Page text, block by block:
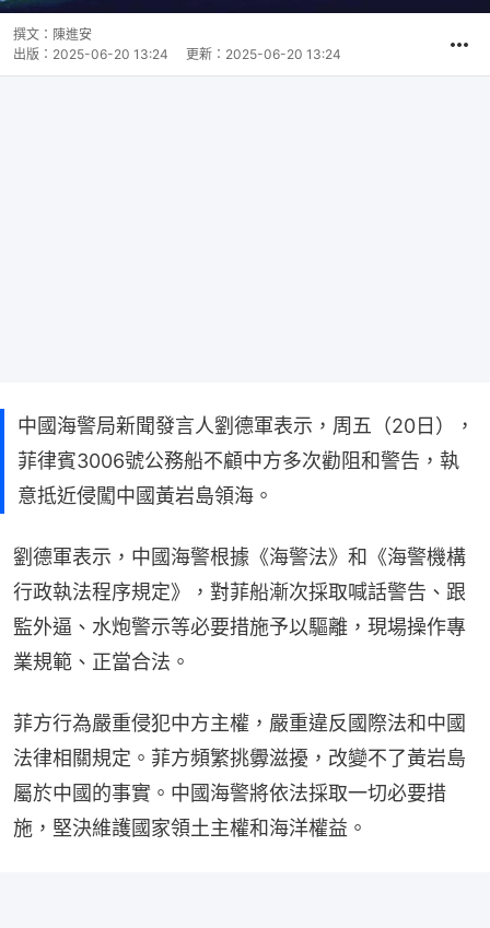
撰文： 陳進安
出版： 2025-06-20 13:24 更新： 2025-06-20 13:24
中國海警局新聞發言人劉德軍表示，周五（20日），
菲律賓3006號公務船不顧中方多次勸阻和警告，執
意抵近侵闖中國黃岩島領海。
劉德軍表示，中國海警根據《海警法》和《海警機構
行政執法程序規定》，對菲船漸次採取喊話警告、跟
監外逼、水炮警示等必要措施予以驅離，現場操作專
業規範、正當合法。
菲方行為嚴重侵犯中方主權，嚴重違反國際法和中國
法律相關規定。菲方頻繁挑釁滋擾，改變不了黃岩島
屬於中國的事實。中國海警將依法採取一切必要措
施，堅決維護國家領土主權和海洋權益。